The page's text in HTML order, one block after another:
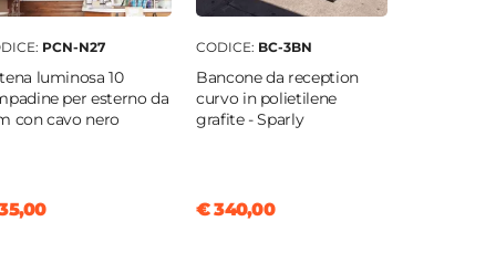
PCN-N27
luminosa 10
per esterno da
con cavo nero
CODICE: BC-3BN
Bancone da reception
curvo in polietilene
grafite - Sparly
€ 340,00